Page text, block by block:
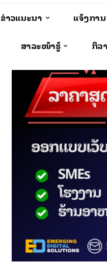
ຂ່າວແນະນຳ ແຈ້ງການ
ສາລະໜ້າຮູ້ ກິລາ